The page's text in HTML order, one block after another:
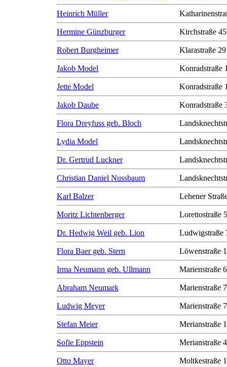
Heinrich Müller
Hermine Günzburger Kirchstraße 45
Robert Burgheimer Klarastraße 29
Jakob Model Konradstraße
Jette Model Konradstraße
Jakob Daube Konradstraße
Flora Dreyfuss geb. Bloch
Lydia Model
Dr. Gertrud Luckner
Christian Daniel Nussbaum
Karl Balzer Lehener
Moritz Lichtenberger Lorettostraße
Dr. Hedwig Weil geb. Lion Ludwigstraße
Flora Baer geb. Stern Löwenstraße 1
Irma Neumann geb. Ullmann Marienstraße 6
Abraham Neumark Marienstraße 7
Ludwig Meyer Marienstraße 7
Stefan Meier Merianstraße
Sofie Eppstein Merianstraße
Otto Mayer Moltkestraße